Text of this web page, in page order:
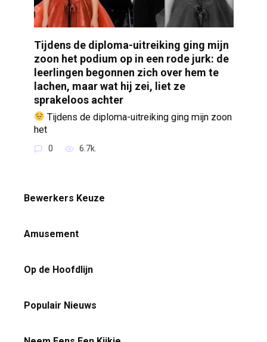
Tijdens de diploma-uitreiking ging mijn
zoon het podium op in een rode jurk: de
leerlingen begonnen zich over hem te
lachen, maar wat hij zei, liet ze
sprakeloos achter
Tijdens de diploma-uitreiking ging mijn zoon
het
0 6.7k.
Bewerkers Keuze
Amusement
Op de Hoofdlijn
Populair Nieuws